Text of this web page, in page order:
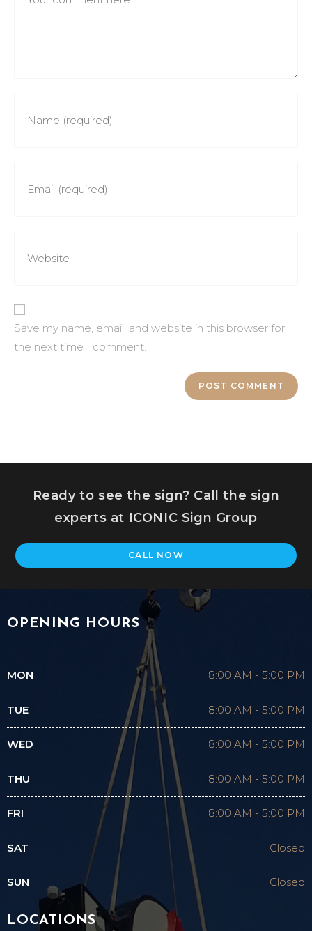
Save my name, email, and website in this browser for
the next time I comment.
Ready to see the sign? Call the sign
experts at ICONIC Sign Group
CALL NOW
OPENING HOURS
MON 8:00 AM - 5:00 PM
TUE 8:00 AM - 5:00 PM
WED 8:00 AM - 5:00 PM
THU 8:00 AM - 5:00 PM
FRI 8:00 AM - 5:00 PM
SAT Closed
SUN Closed
LOCATIONS